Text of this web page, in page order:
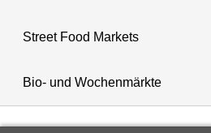
Street Food Markets
Bio- und Wochenmärkte